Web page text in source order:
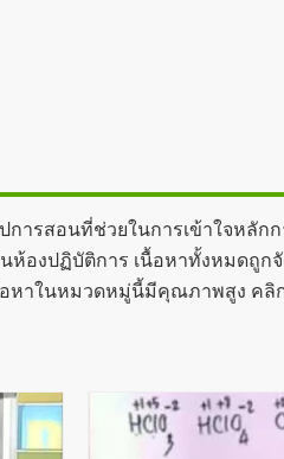
ารสอนที่ช่วยในการเข้าใจหลัก
ห้องปฏิบัติการ เนื้อหาทั้งหมดถูก
อหาในหมวดหมู่นี้มีคุณภาพสูง คลิ